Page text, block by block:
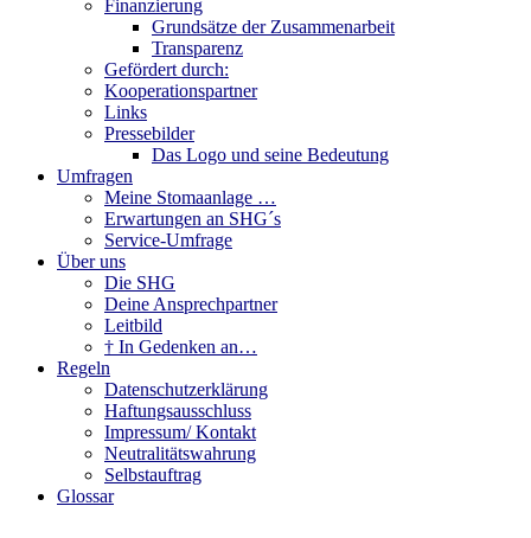
Finanzierung
Grundsätze der Zusammenarbeit
Transparenz
Gefördert durch:
Kooperationspartner
Links
Pressebilder
Das Logo und seine Bedeutung
Umfragen
Meine Stomaanlage …
Erwartungen an SHG´s
Service-Umfrage
Über uns
Die SHG
Deine Ansprechpartner
Leitbild
† In Gedenken an…
Regeln
Datenschutzerklärung
Haftungsausschluss
Impressum/ Kontakt
Neutralitätswahrung
Selbstauftrag
Glossar